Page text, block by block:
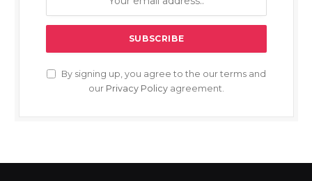
By signing up, you agree to the our terms and
our Privacy Policy agreement.